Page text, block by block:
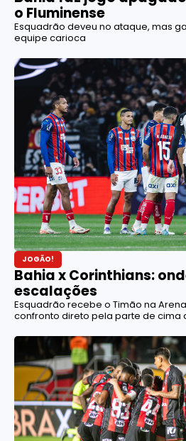
o Fluminense
Esquadrão deveu no ataque, mas
equipe carioca
JOGÃO!
Bahia x Corinthians:
escalações
Esquadrão recebe o Timão na
confronto direto pela parte de cima